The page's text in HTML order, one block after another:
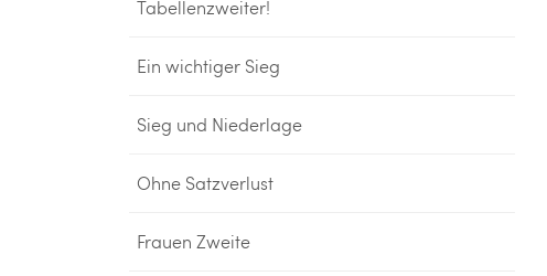
Tabellenzweiter!
Ein wichtiger Sieg
Sieg und Niederlage
Ohne Satzverlust
Frauen Zweite